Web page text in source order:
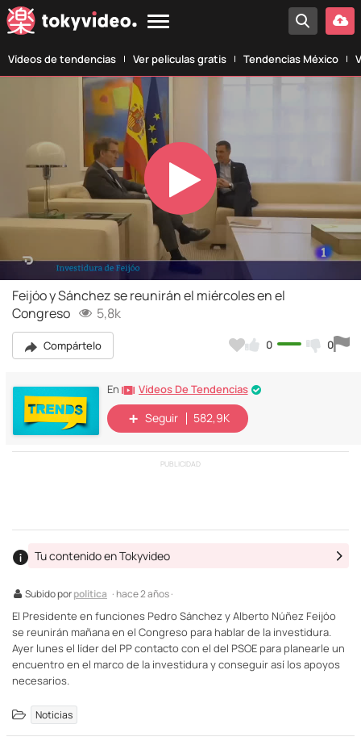
Vídeos de tendencias Ver películas gratis Tendencias México
Play
Video
Feijóo y Sánchez se reunirán el miércoles en el
Congreso
5,8k
Compártelo 0 0
En Vídeos De Tendencias
Seguir 582,9K
PUBLICIDAD
Subido porpolitica · hace 2 años ·
Tu contenido en Tokyvideo
El Presidente en funciones Pedro Sánchez y Alberto Núñez Feijóo
se reunirán mañana en el Congreso para hablar de la investidura.
Ayer lunes el líder del PP contacto con el del PSOE para planearle un
encuentro en el marco de la investidura y conseguir así los apoyos
necesarios.
Noticias